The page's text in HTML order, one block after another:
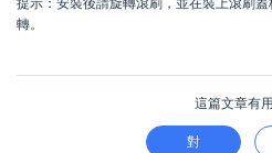
提示：安裝後請旋轉滾刷，並在裝上滾刷
轉。
這篇文章有
對